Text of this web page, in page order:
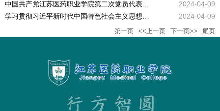
中国共产党江苏医药职业学院第二次党员代表大会
2024-04-09
学习贯彻习近平新时代中国特色社会主义思想主题教育专题网站
2024-04-09
第一页
<<上一页 下一页>> 尾页